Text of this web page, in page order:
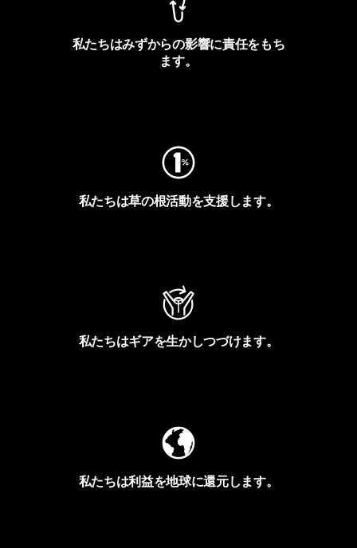
私たちはみずからの影響に責任をもち
ます。
私たちは草の根活動を支援します。
私たちはギアを生かしつづけます。
私たちは利益を地球に還元します。